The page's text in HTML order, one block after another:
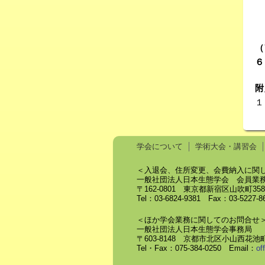
学会について 学術大会・講習会
＜入退会、住所変更、会費納入に関
一般社団法人日本生態学会 会員業
〒162-0801 東京都新宿区山吹町
Tel：03-6824-9381 Fax：03-
＜ほか学会業務に関してのお問合せ
一般社団法人日本生態学会事務局
〒603-8148 京都市北区小山西花池
Tel・Fax：075-384-0250 Email：